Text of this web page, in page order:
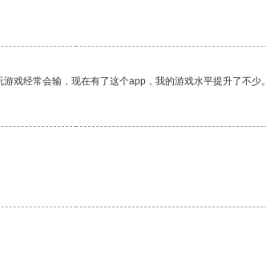
戏经常会输，现在有了这个app，我的游戏水平提升了不少。